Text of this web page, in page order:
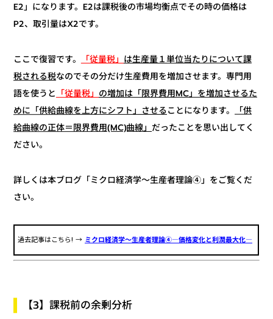
E2」になります。E2は課税後の市場均衡点でその時の価格は
P2、取引量はX2です。
ここで復習です。「従量税」は生産量１単位当たりについて課
税される税なのでその分だけ生産費用を増加させます。専門用
語を使うと「従量税」の増加は「限界費用MC」を増加させるた
めに「供給曲線を上方にシフト」させることになります。「供
給曲線の正体＝限界費用(MC)曲線」だったことを思い出してく
ださい。
詳しくは本ブログ「ミクロ経済学～生産者理論④」をご覧くだ
さい。
過去記事はこちら! → ミクロ経済学～生産者理論④―価格変化と利潤最大化―
【3】課税前の余剰分析